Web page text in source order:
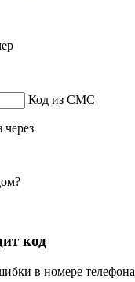
Код из СМС
через
код
в номере телефона